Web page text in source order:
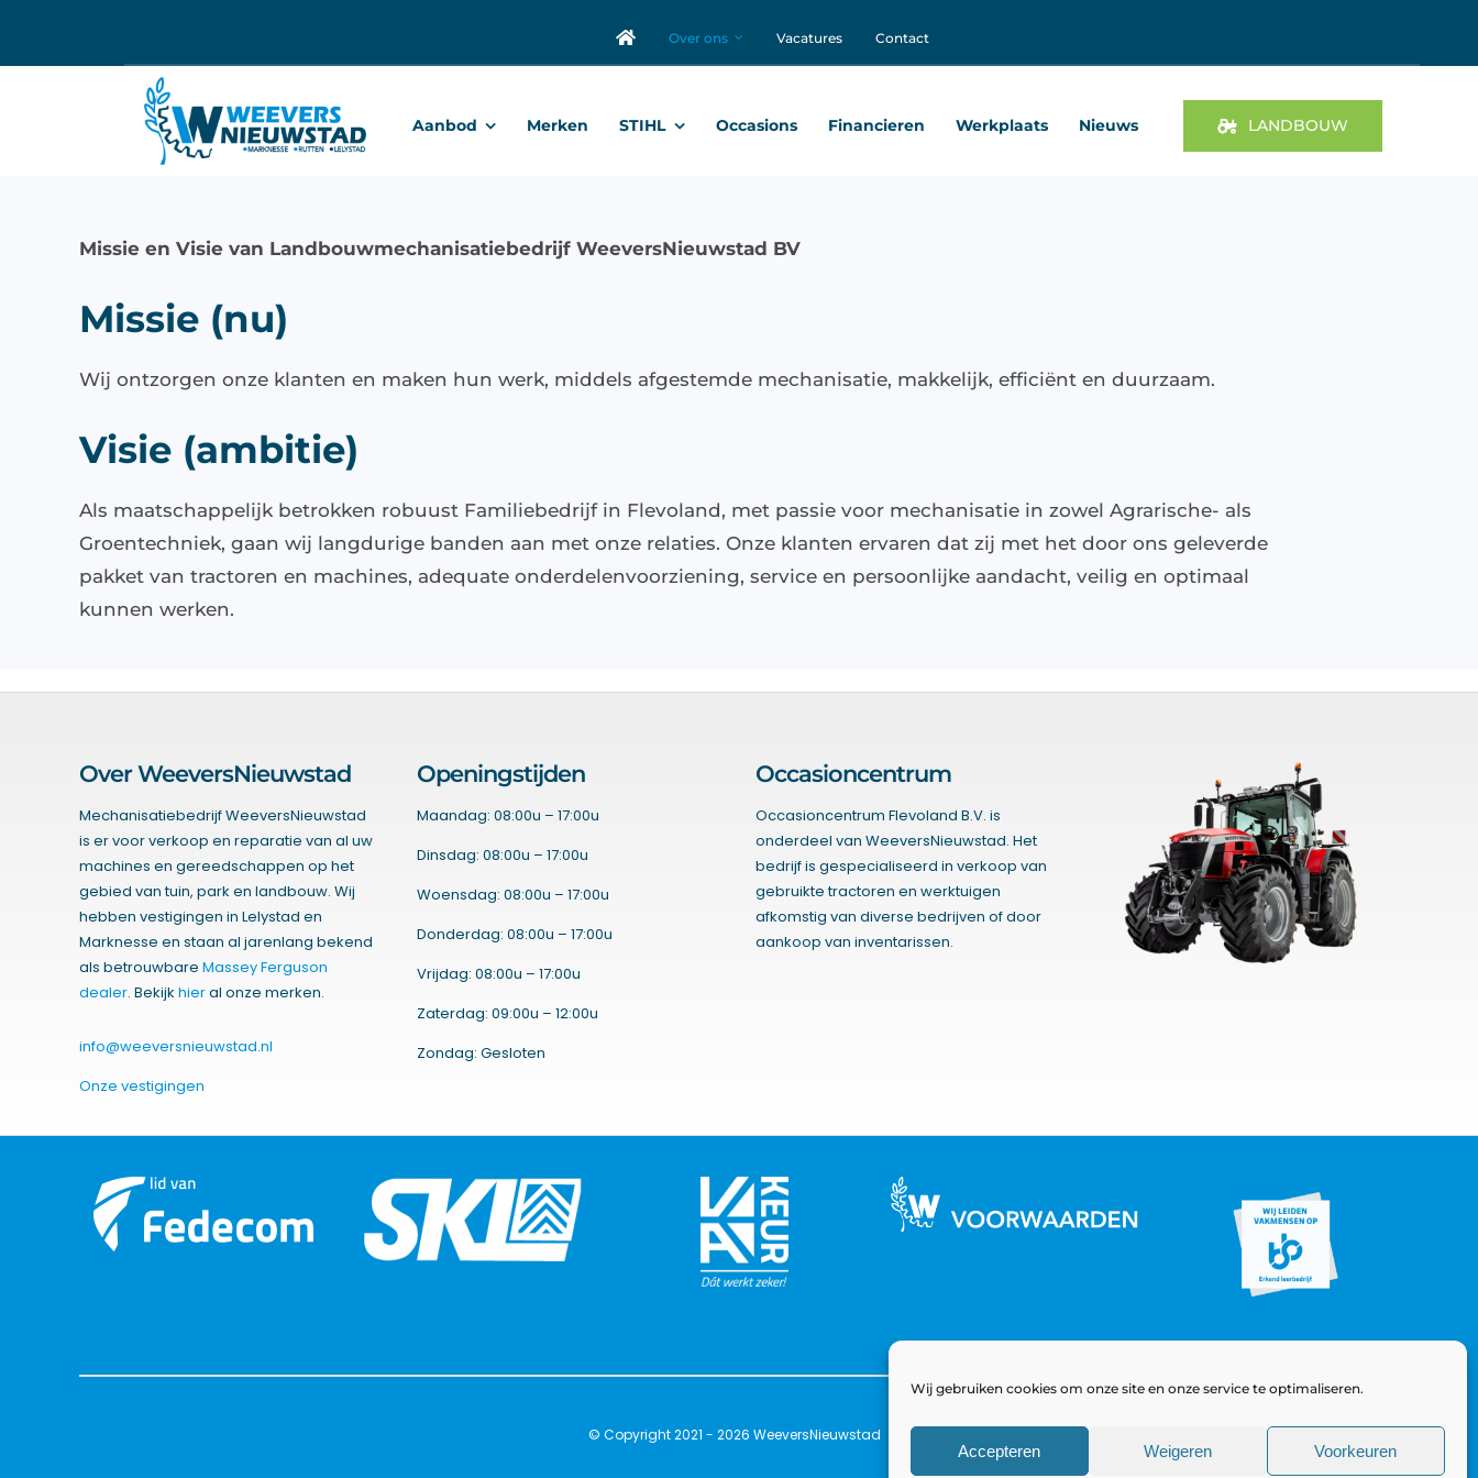
Wij gebruiken cookies om onze site en onze service te optimaliseren.
Accepteren Weigeren Voorkeuren
Over ons Vacatures Contact
Aanbod Merken STIHL Occasions Financieren Werkplaats Nieuws LANDBOUW
Missie en Visie van Landbouwmechanisatiebedrijf WeeversNieuwstad BV
Missie (nu)
Wij ontzorgen onze klanten en maken hun werk, middels afgestemde mechanisatie, makkelijk, efficiënt en duurzaam.
Visie (ambitie)
Als maatschappelijk betrokken robuust Familiebedrijf in Flevoland, met passie voor mechanisatie in zowel Agrarische- als
Groentechniek, gaan wij langdurige banden aan met onze relaties. Onze klanten ervaren dat zij met het door ons geleverde
pakket van tractoren en machines, adequate onderdelenvoorziening, service en persoonlijke aandacht, veilig en optimaal
kunnen werken.
Over WeeversNieuwstad
Mechanisatiebedrijf WeeversNieuwstad
is er voor verkoop en reparatie van al uw
machines en gereedschappen op het
gebied van tuin, park en landbouw. Wij
hebben vestigingen in Lelystad en
Marknesse en staan al jarenlang bekend
als betrouwbare Massey Ferguson
dealer. Bekijkhieral onze merken.
info@weeversnieuwstad.nl
Onze vestigingen
Openingstijden
Maandag: 08:00u – 17:00u
Dinsdag: 08:00u – 17:00u
Woensdag: 08:00u – 17:00u
Donderdag: 08:00u – 17:00u
Vrijdag: 08:00u – 17:00u
Zaterdag: 09:00u – 12:00u
Zondag: Gesloten
Occasioncentrum
Occasioncentrum Flevoland B.V. is
onderdeel van WeeversNieuwstad. Het
bedrijf is gespecialiseerd in verkoop van
gebruikte tractoren en werktuigen
afkomstig van diverse bedrijven of door
aankoop van inventarissen.
© Copyright 2021 - 2026 WeeversNieuwstad